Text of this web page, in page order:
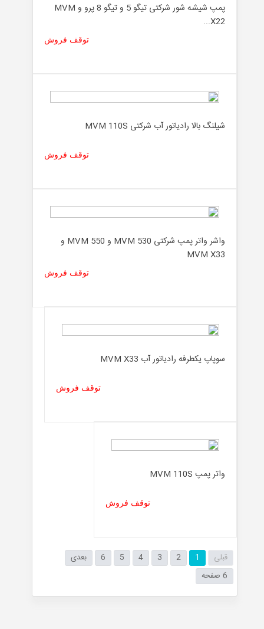
پمپ شیشه شور شرکتی تیگو 5 و تیگو 8 پرو و MVM
X22...
توقف فروش
شیلنگ بالا رادیاتور آب شرکتی MVM 110S
توقف فروش
واشر واتر پمپ شرکتی MVM 530 و MVM 550 و
MVM X33
توقف فروش
سوپاپ یکطرفه رادیاتور آب MVM X33
توقف فروش
واتر پمپ MVM 110S
توقف فروش
قبلی 1
2
3
4
5
6
بعدی
6 صفحه